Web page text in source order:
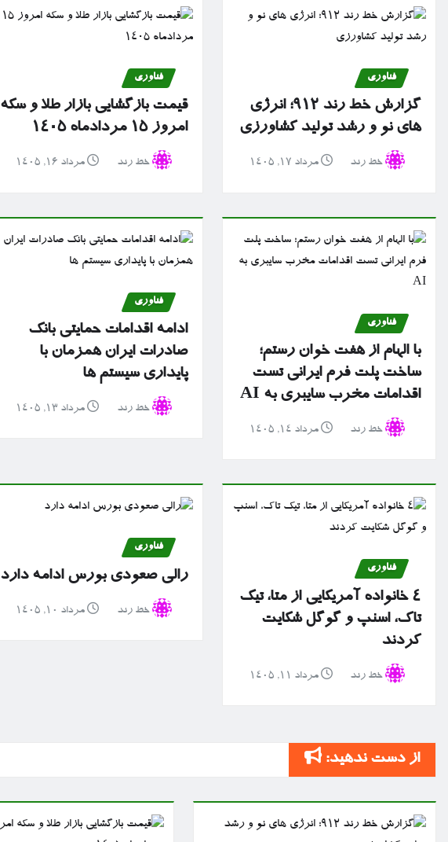
فناوری
گزارش خط رند ۹۱۲؛ انرژی
های نو و رشد تولید کشاورزی
خط رند مرداد ۱۷, ۱۴۰۵
فناوری
قیمت بازگشایی بازار طلا و سکه
امروز ۱۵ مردادماه ۱۴۰۵
خط رند مرداد ۱۶, ۱۴۰۵
فناوری
با الهام از هفت خوان رستم؛
ساخت پلت فرم ایرانی تست
اقدامات مخرب سایبری به AI
خط رند مرداد ۱۴, ۱۴۰۵
فناوری
ادامه اقدامات حمایتی بانک
صادرات ایران همزمان با
پایداری سیستم ها
خط رند مرداد ۱۳, ۱۴۰۵
فناوری
۴ خانواده آمریکایی از متا، تیک
تاک، اسنپ و گوگل شکایت
کردند
خط رند مرداد ۱۱, ۱۴۰۵
فناوری
رالی صعودی بورس ادامه دارد
خط رند مرداد ۱۰, ۱۴۰۵
از دست ندهید: